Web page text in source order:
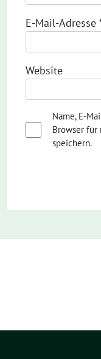
E-Mail-Adresse
Website
Name, E-
Browser für
speichern.